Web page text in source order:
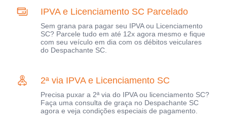
IPVA e Licenciamento SC Parcelado
Sem grana para pagar seu IPVA ou Licenciamento
SC? Parcele tudo em até 12x agora mesmo e fique
com seu veículo em dia com os débitos veiculares
do Despachante SC.
2ª via IPVA e Licenciamento SC
Precisa puxar a 2ª via do IPVA ou licenciamento SC?
Faça uma consulta de graça no Despachante SC
agora e veja condições especiais de pagamento.